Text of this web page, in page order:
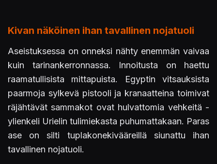
Kivan näköinen ihan tavallinen nojatuoli
Aseistuksessa on onneksi nähty enemmän vaivaa
kuin tarinankerronnassa. Innoitusta on haettu
raamatullisista mittapuista. Egyptin vitsauksista
paarmoja sylkevä pistooli ja kranaatteina toimivat
räjähtävät sammakot ovat hulvattomia vehkeitä -
ylienkeli Urielin tulimiekasta puhumattakaan. Paras
ase on silti tuplakonekivääreillä siunattu ihan
tavallinen nojatuoli.